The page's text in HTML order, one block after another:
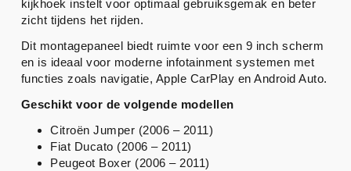
kijkhoek instelt voor optimaal gebruiksgemak en beter
zicht tijdens het rijden.
Dit montagepaneel biedt ruimte voor een 9 inch scherm
en is ideaal voor moderne infotainment systemen met
functies zoals navigatie, Apple CarPlay en Android Auto.
Geschikt voor de volgende modellen
Citroën Jumper (2006 – 2011)
Fiat Ducato (2006 – 2011)
Peugeot Boxer (2006 – 2011)